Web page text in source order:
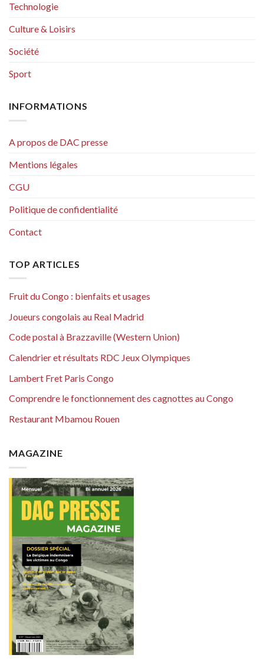
Technologie
Culture & Loisirs
Société
Sport
INFORMATIONS
A propos de DAC presse
Mentions légales
CGU
Politique de confidentialité
Contact
TOP ARTICLES
Fruit du Congo : bienfaits et usages
Joueurs congolais au Real Madrid
Code postal à Brazzaville (Western Union)
Calendrier et résultats RDC Jeux Olympiques
Lambert Fret Paris Congo
Comprendre le fonctionnement des cagnottes au Congo
Restaurant Mbamou Rouen
MAGAZINE